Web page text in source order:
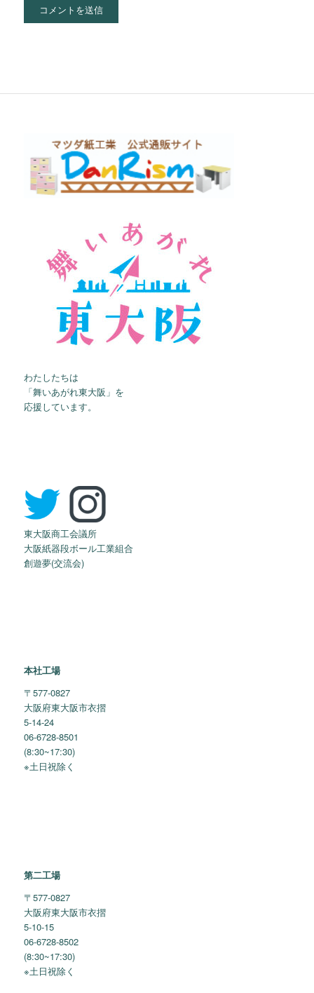
わたしたちは
「舞いあがれ東大阪」を
応援しています。
東大阪商工会議所
大阪紙器段ボール工業組合
創遊夢(交流会)
本社工場
〒577-0827
大阪府東大阪市衣摺
5-14-24
06-6728-8501
(8:30~17:30)
※土日祝除く
第二工場
〒577-0827
大阪府東大阪市衣摺
5-10-15
06-6728-8502
(8:30~17:30)
※土日祝除く